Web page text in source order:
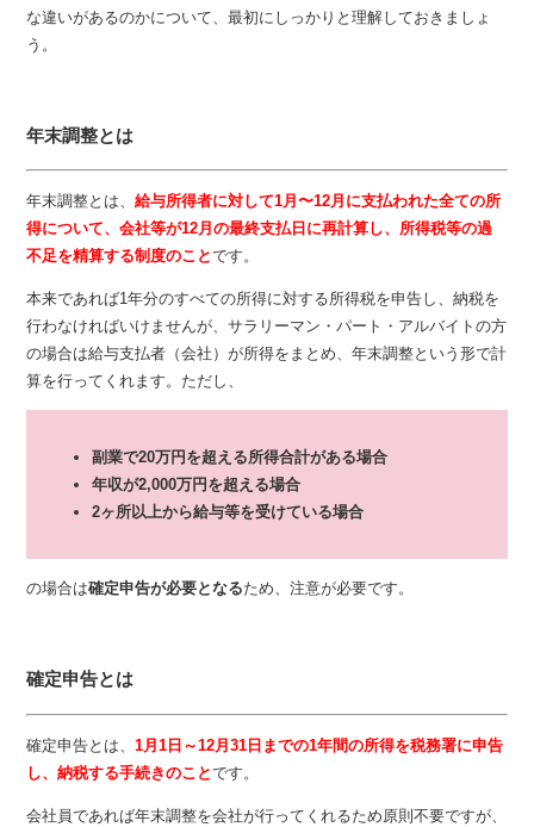
な違いがあるのかについて、最初にしっかりと理解しておきましょ
う。
年末調整とは
年末調整とは、給与所得者に対して1月〜12月に支払われた全ての所
得について、会社等が12月の最終支払日に再計算し、所得税等の過
不足を精算する制度のことです。
本来であれば1年分のすべての所得に対する所得税を申告し、納税を
行わなければいけませんが、サラリーマン・パート・アルバイトの方
の場合は給与支払者（会社）が所得をまとめ、年末調整という形で計
算を行ってくれます。ただし、
副業で20万円を超える所得合計がある場合
年収が2,000万円を超える場合
2ヶ所以上から給与等を受けている場合
の場合は確定申告が必要となるため、注意が必要です。
確定申告とは
確定申告とは、1月1日～12月31日までの1年間の所得を税務署に申告
し、納税する手続きのことです。
会社員であれば年末調整を会社が行ってくれるため原則不要ですが、